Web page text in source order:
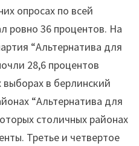
опросах по всей
ровно 36 процентов. На
“Альтернатива для
28,6 процентов
в берлинский
“Альтернатива для
столичных районах
Третье и четвертое